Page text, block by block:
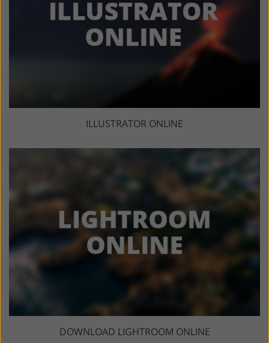
ILLUSTRATOR ONLINE
DOWNLOAD LIGHTROOM ONLINE